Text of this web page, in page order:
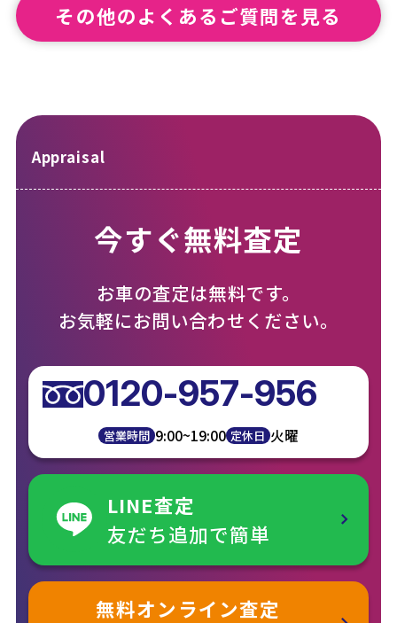
その他のよくあるご質問を見る
Appraisal
今すぐ無料査定
お車の査定は無料です。
お気軽にお問い合わせください。
0120-957-956
営業時間 9:00~19:00 定休日 火曜
LINE査定
友だち追加で簡単
無料オンライン査定